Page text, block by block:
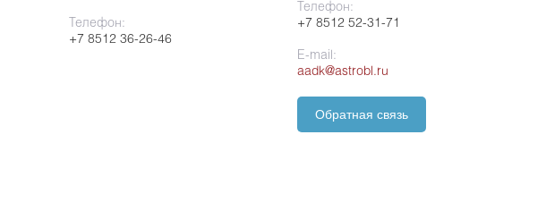
Телефон:
+7 8512 36-26-46
Телефон:
+7 8512 52-31-71
E-mail:
aadk@astrobl.ru
Обратная связь